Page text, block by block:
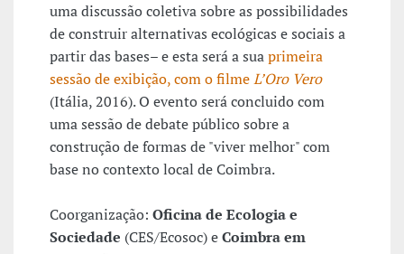
uma discussão coletiva sobre as possibilidades
de construir alternativas ecológicas e sociais a
partir das bases– e esta será a suaprimeira
sessão de exibição, com o filmeL’Oro Vero
(Itália, 2016). O evento será concluido com
uma sessão de debate público sobre a
construção de formas de "viver melhor" com
base no contexto local de Coimbra.
Coorganização: Oficina de Ecologia e
Sociedade (CES/Ecosoc) eCoimbra em